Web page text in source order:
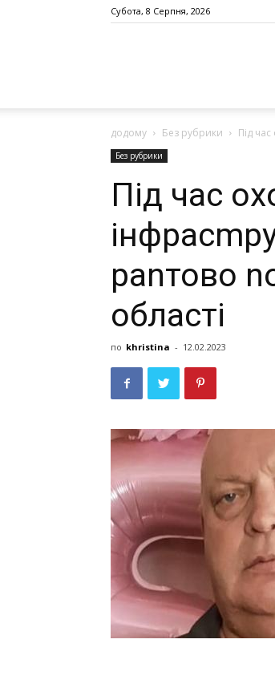
Субота, 8 Серпня, 2026
додому Без рубрики Під
Без рубрики
Під час
раnтово
області
по khristina - 12.02.2023